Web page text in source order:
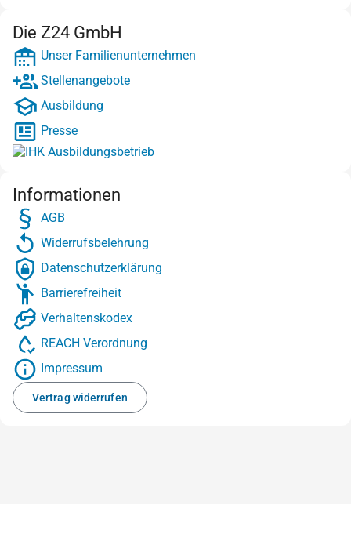
Die Z24 GmbH
Unser Familienunternehmen
Stellenangebote
Ausbildung
Presse
Informationen
AGB
Widerrufsbelehrung
Datenschutzerklärung
Barrierefreiheit
Verhaltenskodex
REACH Verordnung
Impressum
Vertrag widerrufen